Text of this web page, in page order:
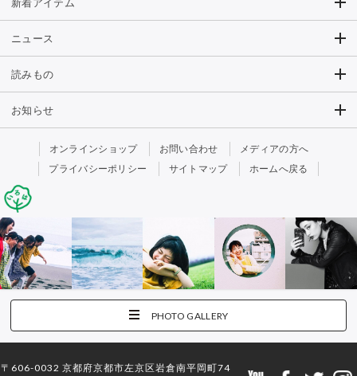
ニュース
読みもの
お知らせ
オンラインショップ お問い合わせ
メディアの方へ
プライバシーポリシー
サイトマップ ホームへ戻る
PHOTO GALLERY
〒606-0032 京都府京都市左京区岩倉南平岡町74